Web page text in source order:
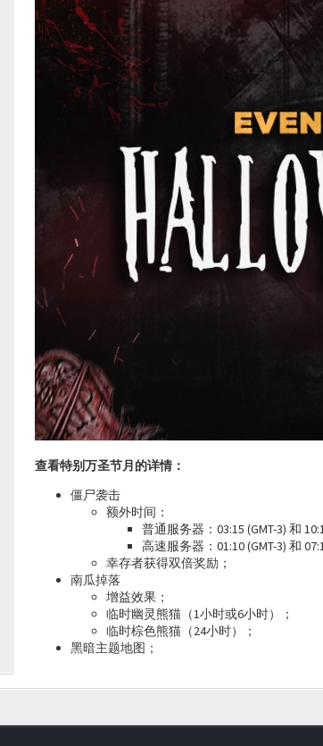
查看特别万圣节月的详情：
僵尸袭击
额外时间：
普通服务器：03:15 (GMT-3) 和
高速服务器：01:10 (GMT-3) 和
幸存者获得双倍奖励；
南瓜掉落
增益效果；
临时幽灵熊猫（1小时或6小时）；
临时棕色熊猫（24小时）；
黑暗主题地图；